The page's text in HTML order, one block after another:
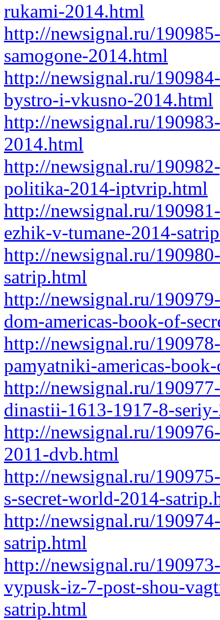
rukami-2014.html
http://newsignal.ru/
samogone-2014.html
http://newsignal.ru/
bystro-i-vkusno-2014.html
http://newsignal.ru/
2014.html
http://newsignal.ru/
politika-2014-iptvrip.html
http://newsignal.ru/
ezhik-v-tumane-2014-
http://newsignal.ru/
satrip.html
http://newsignal.ru/
dom-americas-book-of-
http://newsignal.ru/
pamyatniki-americas-
http://newsignal.ru/
dinastii-1613-1917-8-
http://newsignal.ru/
2011-dvb.html
http://newsignal.ru/
s-secret-world-2014-
http://newsignal.ru/
satrip.html
http://newsignal.ru/
vypusk-iz-7-post-shou-
satrip.html